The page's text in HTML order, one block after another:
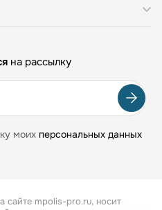
на рассылку
моих персональных данных
сайте mpolis-pro.ru, носит